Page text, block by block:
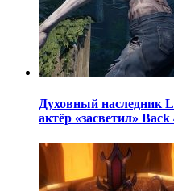
Духовный наследник
актёр «засветил»